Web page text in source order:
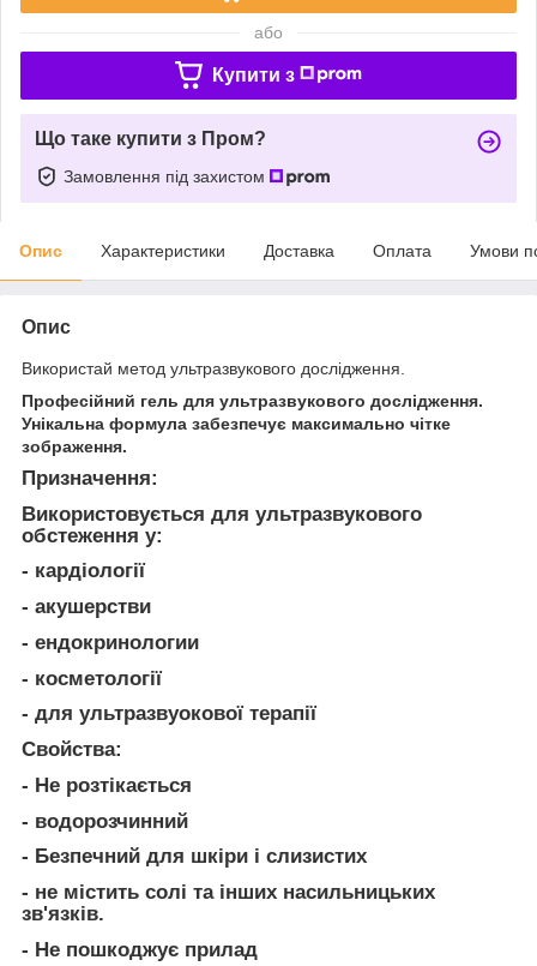
або
Купити з
Що таке купити з Пром?
Замовлення під захистом
Опис Характеристики Доставка Оплата Умови
Опис
Використай метод ультразвукового дослідження.
Професійний гель для ультразвукового дослідження.
Унікальна формула забезпечує максимально чітке
зображення.
Призначення:
Використовується для ультразвукового
обстеження у:
- кардіології
- акушерстви
- ендокринологии
- косметології
- для ультразвуокової терапії
Свойства:
- Не розтікається
- водорозчинний
- Безпечний для шкіри і слизистих
- не містить солі та інших насильницьких
зв'язків.
- Не пошкоджує прилад